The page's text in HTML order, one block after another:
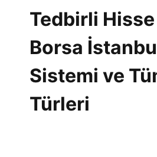
Tedbirli
Borsa
Sistemi ve
Türleri